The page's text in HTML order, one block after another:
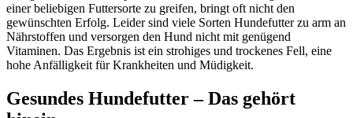
einer beliebigen Futtersorte zu greifen, bringt oft nicht den
gewünschten Erfolg. Leider sind viele Sorten Hundefutter zu arm an
Nährstoffen und versorgen den Hund nicht mit genügend
Vitaminen. Das Ergebnis ist ein strohiges und trockenes Fell, eine
hohe Anfälligkeit für Krankheiten und Müdigkeit.
Gesundes Hundefutter – Das gehört